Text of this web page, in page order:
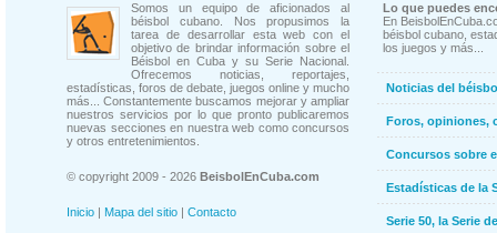
Somos un equipo de aficionados al
béisbol cubano. Nos propusimos la
tarea de desarrollar esta web con el
objetivo de brindar información sobre el
Béisbol en Cuba y su Serie Nacional.
Ofrecemos noticias, reportajes,
estadísticas, foros de debate, juegos online y mucho
más... Constantemente buscamos mejorar y ampliar
nuestros servicios por lo que pronto publicaremos
nuevas secciones en nuestra web como concursos
y otros entretenimientos.
© copyright 2009 - 2026 BeisbolEnCuba.com
Inicio | Mapa del sitio | Contacto
Lo que puedes
En
béisbol cubano,
los juegos y más...
Noticias del
Foros, opiniones,
Concursos sobre
Estadísticas de la
Serie 50, la Serie